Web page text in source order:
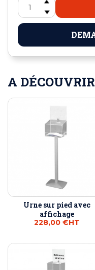
A
Urne sur pied avec
affichage
228,00 €HT